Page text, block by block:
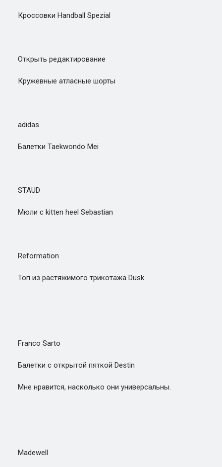
Кроссовки Handball Spezial
Открыть редактирование
Кружевные атласные шорты
adidas
Балетки Taekwondo Mei
STAUD
Мюли с kitten heel Sebastian
Reformation
Топ из растяжимого трикотажа Dusk
Franco Sarto
Балетки с открытой пяткой Destin
Мне нравится, насколько они универсальны.
Madewell